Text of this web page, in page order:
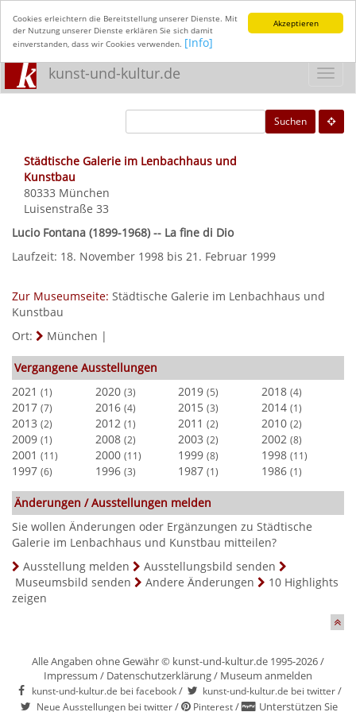
Akzeptieren
Cookies erleichtern die Bereitstellung unserer Dienste. Mit
der Nutzung unserer Dienste erklären Sie sich damit
einverstanden, dass wir Cookies verwenden. [Info]
kunst-und-kultur.de
Suchen
Städtische Galerie im Lenbachhaus und
Kunstbau
80333 München
Luisenstraße 33
Lucio Fontana (1899-1968) -- La fine di Dio
Laufzeit: 18. November 1998 bis 21. Februar 1999
Zur Museumseite: Städtische Galerie im Lenbachhaus und
Kunstbau
Ort:
München |
Vergangene Ausstellungen
2021 (1) 2020 (3) 2019 (5) 2018 (4)
2017 (7) 2016 (4) 2015 (3) 2014 (1)
2013 (2) 2012 (1) 2011 (2) 2010 (2)
2009 (1) 2008 (2) 2003 (2) 2002 (8)
2001 (11) 2000 (11) 1999 (8) 1998 (11)
1997 (6) 1996 (3) 1987 (1) 1986 (1)
Änderungen / Ausstellungen melden
Sie wollen Änderungen oder Ergänzungen zu Städtische
Galerie im Lenbachhaus und Kunstbau mitteilen?
Ausstellung melden
Ausstellungsbild senden
Museumsbild senden
Andere Änderungen
10 Highlights
zeigen
Alle Angaben ohne Gewähr © kunst-und-kultur.de 1995-2026 /
Impressum / Datenschutzerklärung/ Museum anmelden
kunst-und-kultur.de bei facebook/ kunst-und-kultur.de bei twitter/
Neue Ausstellungen bei twitter/ Pinterest/ Unterstützen Sie